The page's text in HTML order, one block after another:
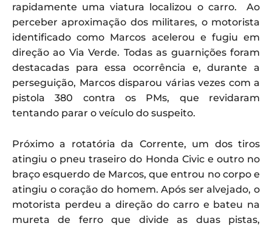
rapidamente uma viatura localizou o carro. Ao
perceber aproximação dos militares, o motorista
identificado como Marcos acelerou e fugiu em
direção ao Via Verde. Todas as guarnições foram
destacadas para essa ocorrência e, durante a
perseguição, Marcos disparou várias vezes com a
pistola 380 contra os PMs, que revidaram
tentando parar o veículo do suspeito.
Próximo a rotatória da Corrente, um dos tiros
atingiu o pneu traseiro do Honda Civic e outro no
braço esquerdo de Marcos, que entrou no corpo e
atingiu o coração do homem. Após ser alvejado, o
motorista perdeu a direção do carro e bateu na
mureta de ferro que divide as duas pistas,